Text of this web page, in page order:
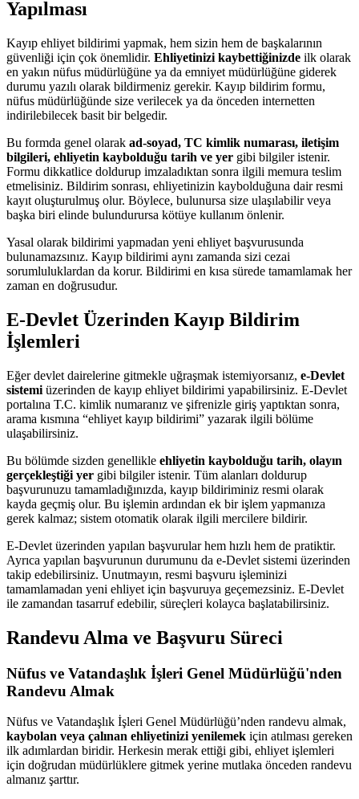
Yapılması
Kayıp ehliyet bildirimi yapmak, hem sizin hem de başkalarının
güvenliği için çok önemlidir. Ehliyetinizi kaybettiğinizde ilk olarak
en yakın nüfus müdürlüğüne ya da emniyet müdürlüğüne giderek
durumu yazılı olarak bildirmeniz gerekir. Kayıp bildirim formu,
nüfus müdürlüğünde size verilecek ya da önceden internetten
indirilebilecek basit bir belgedir.
Bu formda genel olarak ad-soyad, TC kimlik numarası, iletişim
bilgileri, ehliyetin kaybolduğu tarih ve yer gibi bilgiler istenir.
Formu dikkatlice doldurup imzaladıktan sonra ilgili memura teslim
etmelisiniz. Bildirim sonrası, ehliyetinizin kaybolduğuna dair resmi
kayıt oluşturulmuş olur. Böylece, bulunursa size ulaşılabilir veya
başka biri elinde bulundurursa kötüye kullanım önlenir.
Yasal olarak bildirimi yapmadan yeni ehliyet başvurusunda
bulunamazsınız. Kayıp bildirimi aynı zamanda sizi cezai
sorumluluklardan da korur. Bildirimi en kısa sürede tamamlamak her
zaman en doğrusudur.
E-Devlet Üzerinden Kayıp Bildirim
İşlemleri
Eğer devlet dairelerine gitmekle uğraşmak istemiyorsanız, e-Devlet
sistemi üzerinden de kayıp ehliyet bildirimi yapabilirsiniz. E-Devlet
portalına T.C. kimlik numaranız ve şifrenizle giriş yaptıktan sonra,
arama kısmına “ehliyet kayıp bildirimi” yazarak ilgili bölüme
ulaşabilirsiniz.
Bu bölümde sizden genellikle ehliyetin kaybolduğu tarih, olayın
gerçekleştiği yer gibi bilgiler istenir. Tüm alanları doldurup
başvurunuzu tamamladığınızda, kayıp bildiriminiz resmi olarak
kayda geçmiş olur. Bu işlemin ardından ek bir işlem yapmanıza
gerek kalmaz; sistem otomatik olarak ilgili mercilere bildirir.
E-Devlet üzerinden yapılan başvurular hem hızlı hem de pratiktir.
Ayrıca yapılan başvurunun durumunu da e-Devlet sistemi üzerinden
takip edebilirsiniz. Unutmayın, resmi başvuru işleminizi
tamamlamadan yeni ehliyet için başvuruya geçemezsiniz. E-Devlet
ile zamandan tasarruf edebilir, süreçleri kolayca başlatabilirsiniz.
Randevu Alma ve Başvuru Süreci
Nüfus ve Vatandaşlık İşleri Genel Müdürlüğü'nden
Randevu Almak
Nüfus ve Vatandaşlık İşleri Genel Müdürlüğü’nden randevu almak,
kaybolan veya çalınan ehliyetinizi yenilemek için atılması gereken
ilk adımlardan biridir. Herkesin merak ettiği gibi, ehliyet işlemleri
için doğrudan müdürlüklere gitmek yerine mutlaka önceden randevu
almanız şarttır.